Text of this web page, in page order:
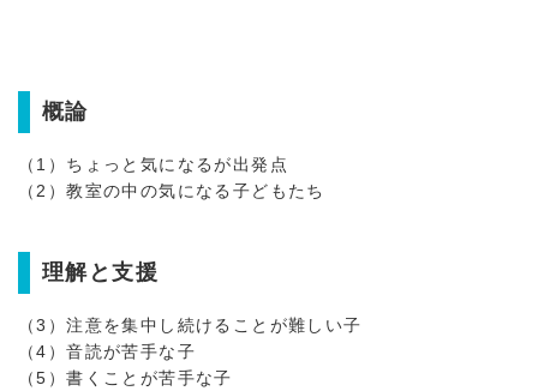
概論
（1）ちょっと気になるが出発点
（2）教室の中の気になる子どもたち
理解と支援
（3）注意を集中し続けることが難しい子
（4）音読が苦手な子
（5）書くことが苦手な子